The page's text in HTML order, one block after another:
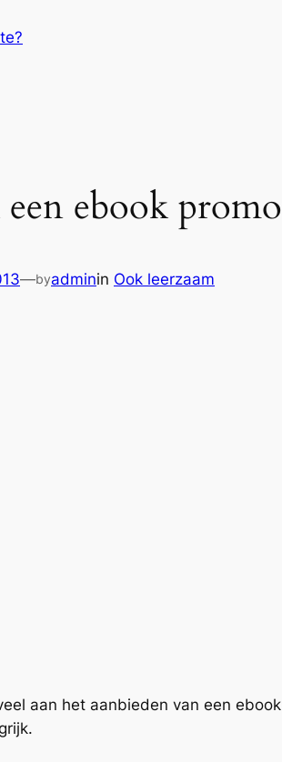
ebook
—byadminin Ook leerzaam
aan het aanbieden van een